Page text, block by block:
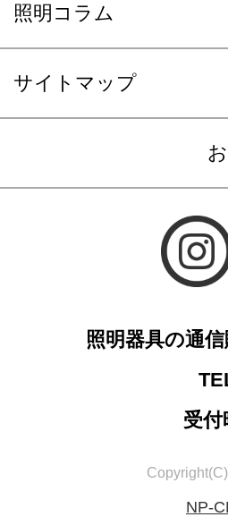
照明コラム
サイトマップ
照明器具の通
受付
NP-